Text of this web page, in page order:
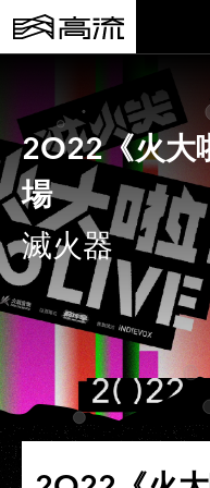
2O22《火大
場
滅火器